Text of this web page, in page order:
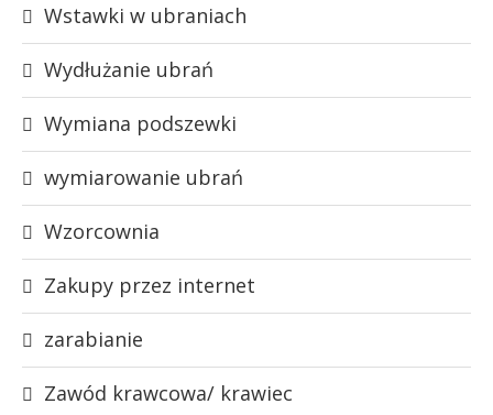
Wstawki w ubraniach
Wydłużanie ubrań
Wymiana podszewki
wymiarowanie ubrań
Wzorcownia
Zakupy przez internet
zarabianie
Zawód krawcowa/ krawiec